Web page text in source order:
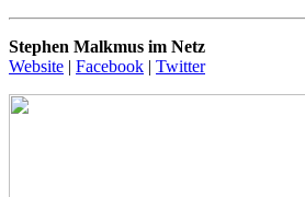
Stephen Malkmus im Netz
Website | Facebook | Twitter